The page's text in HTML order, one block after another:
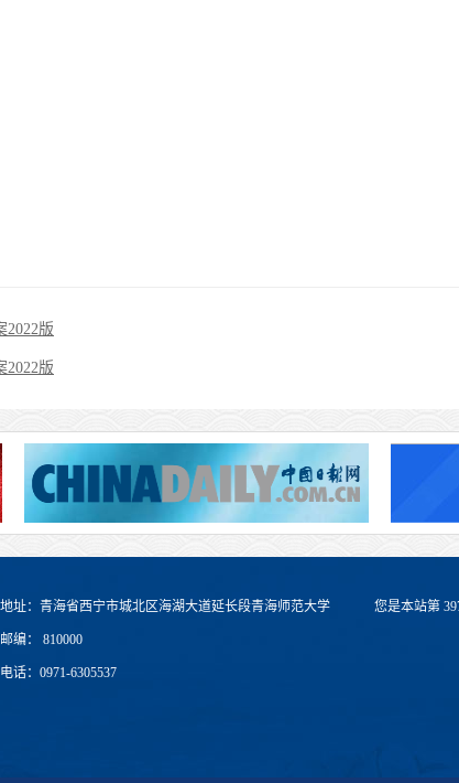
2022版
2022版
地址：青海省西宁市城北区海湖大道延长段青海师范大学
邮编： 810000
电话：0971-6305537
您是本站第